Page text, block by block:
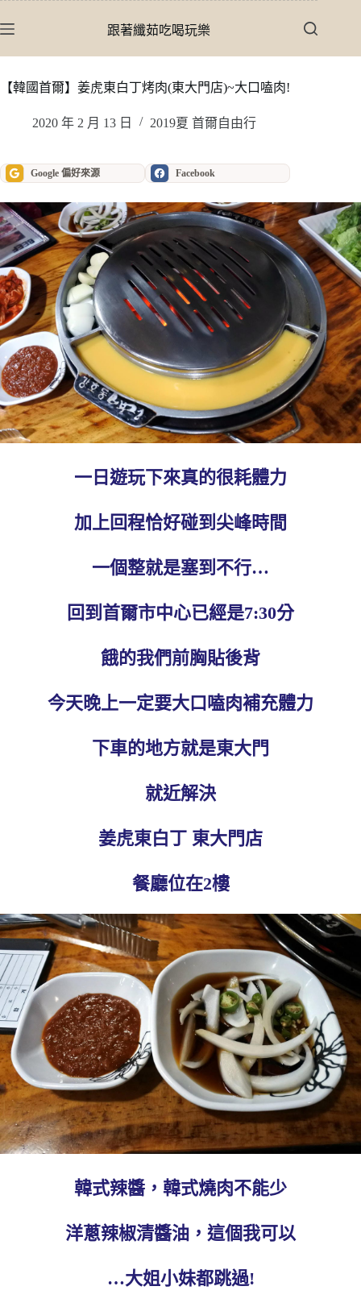
至
內
跟著纖茹吃喝玩樂
【韓國首爾】姜虎東白丁烤肉(東大門店)~大口嗑肉!
2020 年 2 月 13 日 2019夏 首爾自由行
Google 偏好來源 Facebook
一日遊玩下來真的很耗體力
加上回程恰好碰到尖峰時間
一個整就是塞到不行…
回到首爾市中心已經是7:30分
餓的我們前胸貼後背
今天晚上一定要大口嗑肉補充體力
下車的地方就是東大門
就近解決
姜虎東白丁 東大門店
餐廳位在2樓
韓式辣醬，韓式燒肉不能少
洋蔥辣椒清醬油，這個我可以
…大姐小妹都跳過!